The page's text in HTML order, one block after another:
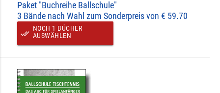
Paket "Buchreihe Ballschule"
3 Bände nach Wahl zum Sonderpreis von € 59.70
done_all
NOCH 1 BÜCHER
AUSWÄHLEN